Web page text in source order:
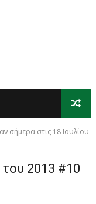
σήμερα στις 18 Ιουλίου
του 2013 #10